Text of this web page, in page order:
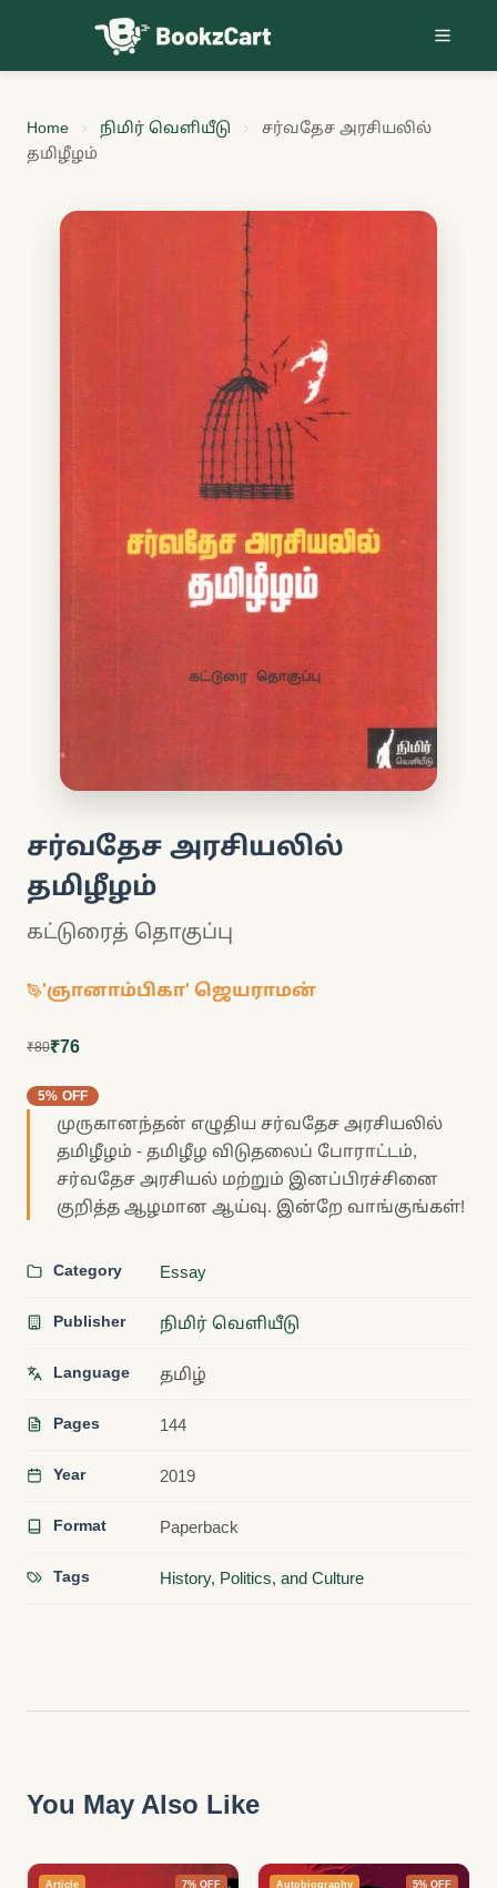
Skip to content
Home நிமிர் வெளியீடு
சர்வதேச அரசியலில்
தமிழீழம்
சர்வதேச அரசியலில்
தமிழீழம்
கட்டுரைத் தொகுப்பு
'ஞானாம்பிகா' ஜெயராமன்
₹80₹76
5% OFF
முருகானந்தன் எழுதிய சர்வதேச அரசியலில்
தமிழீழம் - தமிழீழ விடுதலைப் போராட்டம்,
சர்வதேச அரசியல் மற்றும் இனப்பிரச்சினை
குறித்த ஆழமான ஆய்வு. இன்றே வாங்குங்கள்!
Category Essay
Publisher நிமிர் வெளியீடு
Language தமிழ்
Pages 144
Year 2019
Format Paperback
Tags History, Politics, and Culture
You May Also Like
Article 7% OFF Autobiography 5% OFF